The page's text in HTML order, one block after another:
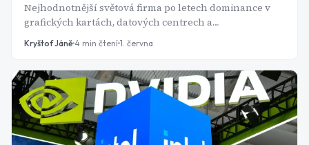
Nejhodnotnější světová firma po letech dominance v
grafických kartách, datových centrech a
akcelerátorech pro umělou inteligenci vstupuje i do
světa osobních počítačů. Nový čip RTX Spark má
Kryštof Jáně 4 min čtení 1. června